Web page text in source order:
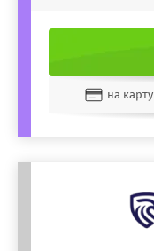
на карту